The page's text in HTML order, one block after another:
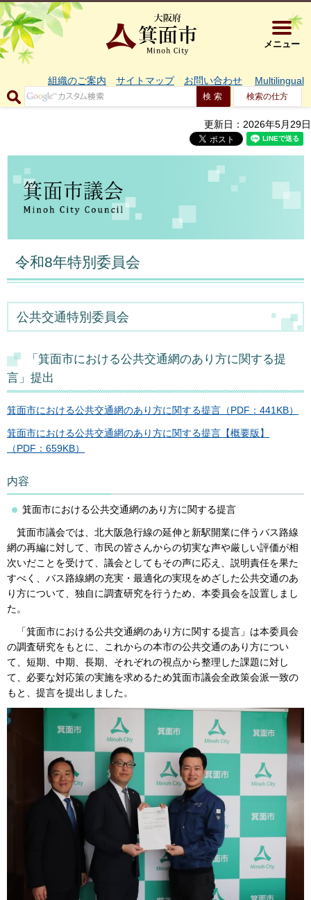
大阪府箕
メニュー
組織のご案内 サイトマップ お問い合わせ Multilingual
検索の仕方
更新日：2026年5月29日
令和8年特別委員会
公共交通特別委員会
「箕面市における公共交通網のあり方に関する提
言」提出
箕面市における公共交通網のあり方に関する提言（PDF：441KB）
箕面市における公共交通網のあり方に関する提言【概要版】
（PDF：659KB）
内容
箕面市における公共交通網のあり方に関する提言
箕面市議会では、北大阪急行線の延伸と新駅開業に伴うバス路線
網の再編に対して、市民の皆さんからの切実な声や厳しい評価が相
次いだことを受けて、議会としてもその声に応え、説明責任を果た
すべく、バス路線網の充実・最適化の実現をめざした公共交通のあ
り方について、独自に調査研究を行うため、本委員会を設置しまし
た。
「箕面市における公共交通網のあり方に関する提言」は本委員会
の調査研究をもとに、これからの本市の公共交通のあり方につい
て、短期、中期、長期、それぞれの視点から整理した課題に対し
て、必要な対応策の実施を求めるため箕面市議会全政策会派一致の
もと、提言を提出しました。